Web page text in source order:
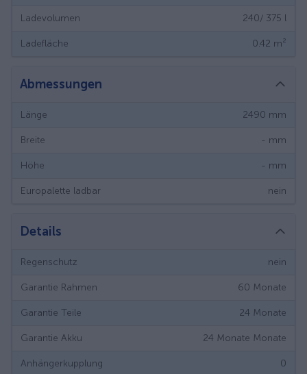
Ladevolumen 240/ 375 l
Ladefläche 0.42 m²
Abmessungen
Länge 2490 mm
Breite - mm
Höhe - mm
Europalette ladbar nein
Details
Regenschutz nein
Garantie Rahmen 60 Monate
Garantie Teile 24 Monate
Garantie Akku 24 Monate Monate
Anhängerkupplung 0